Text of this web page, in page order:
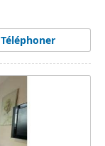
Téléphoner